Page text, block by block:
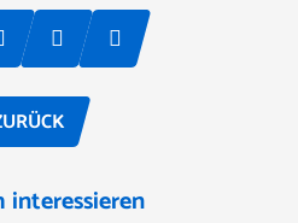
interessieren